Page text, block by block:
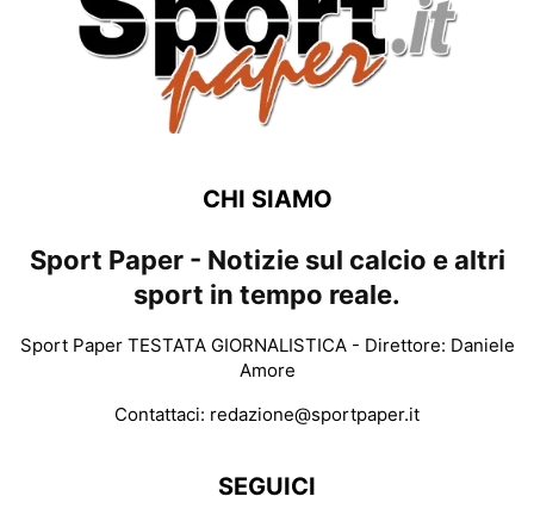
CHI SIAMO
Sport Paper - Notizie sul calcio e altri
sport in tempo reale.
Sport Paper TESTATA GIORNALISTICA - Direttore: Daniele
Amore
Contattaci: redazione@sportpaper.it
SEGUICI